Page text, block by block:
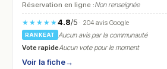
Réservation en ligne :Non renseignée
★★★★★4.8/5· 204 avis Google
RANKEAT
Aucun avis par la communauté
Vote rapideAucun vote pour le moment
Voir la fiche→